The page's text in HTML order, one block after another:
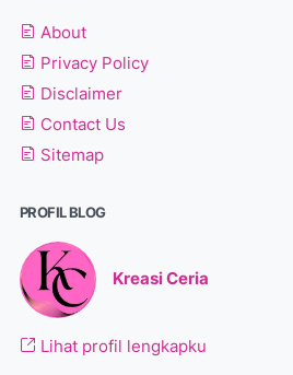
About
Privacy Policy
Disclaimer
Contact Us
Sitemap
PROFIL BLOG
Kreasi Ceria
Lihat profil lengkapku